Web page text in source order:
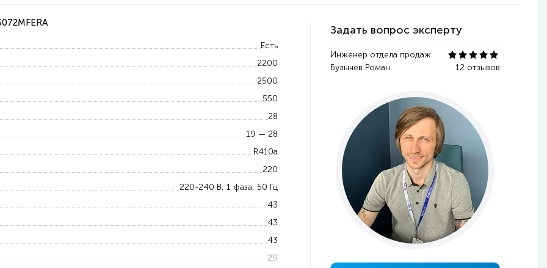
Задать вопрос эксперту
Инженер отдела продаж
Булычев Роман
12 отзывов
Есть
2200
2500
550
28
19 — 28
R410a
220
220-240 В, 1 фаза, 50 Гц
43
43
43
29